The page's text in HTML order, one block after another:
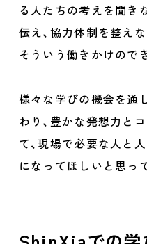
る人たちの考えを聞き
伝え、協力体制を整え
そういう働きかけので
様々な学びの機会を通
わり、豊かな発想力と
て、現場で必要な人と
になってほしいと思っ